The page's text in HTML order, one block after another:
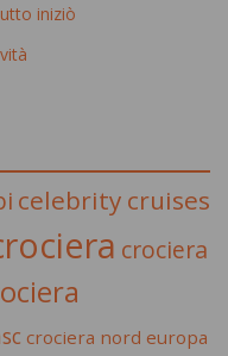
iniziò
celebrity cruises
crociera
crociera nord europa